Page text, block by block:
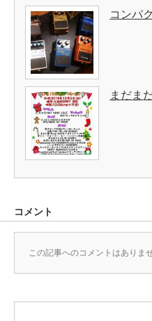
コンパ
まだま
コメント
この記事へのコメントはありませ